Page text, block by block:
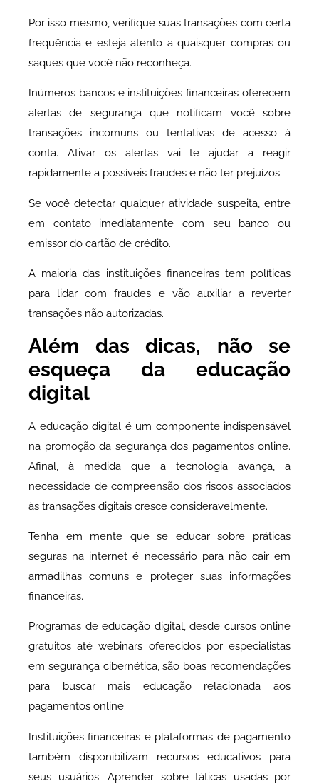
Por isso mesmo, verifique suas transações com certa
frequência e esteja atento a quaisquer compras ou
saques que você não reconheça.
Inúmeros bancos e instituições financeiras oferecem
alertas de segurança que notificam você sobre
transações incomuns ou tentativas de acesso à
conta. Ativar os alertas vai te ajudar a reagir
rapidamente a possíveis fraudes e não ter prejuízos.
Se você detectar qualquer atividade suspeita, entre
em contato imediatamente com seu banco ou
emissor do cartão de crédito.
A maioria das instituições financeiras tem políticas
para lidar com fraudes e vão auxiliar a reverter
transações não autorizadas.
Além das dicas, não se
esqueça da educação
digital
A educação digital é um componente indispensável
na promoção da segurança dos pagamentos online.
Afinal, à medida que a tecnologia avança, a
necessidade de compreensão dos riscos associados
às transações digitais cresce consideravelmente.
Tenha em mente que se educar sobre práticas
seguras na internet é necessário para não cair em
armadilhas comuns e proteger suas informações
financeiras.
Programas de educação digital, desde cursos online
gratuitos até webinars oferecidos por especialistas
em segurança cibernética, são boas recomendações
para buscar mais educação relacionada aos
pagamentos online.
Instituições financeiras e plataformas de pagamento
também disponibilizam recursos educativos para
seus usuários. Aprender sobre táticas usadas por